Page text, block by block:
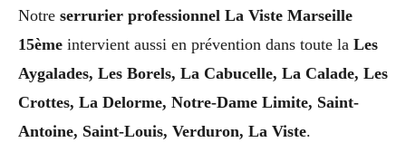
Notre serrurier professionnel La Viste Marseille
15ème intervient aussi en prévention dans toute la Les
Aygalades, Les Borels, La Cabucelle, La Calade, Les
Crottes, La Delorme, Notre-Dame Limite, Saint-
Antoine, Saint-Louis, Verduron, La Viste.